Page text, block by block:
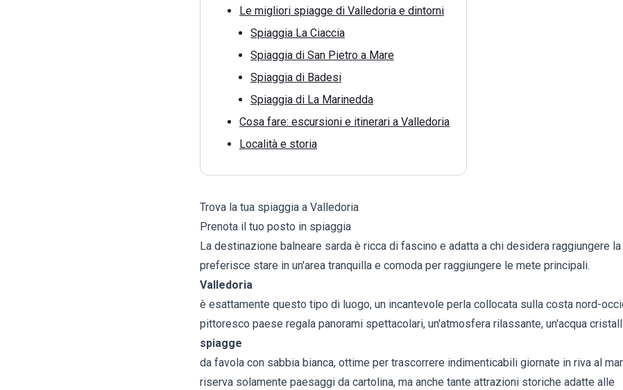
Le migliori spiagge di Valledoria e dintorni
Spiaggia La Ciaccia
Spiaggia di San Pietro a Mare
Spiaggia di Badesi
Spiaggia di La Marinedda
Cosa fare: escursioni e itinerari a Valledoria
Località e storia
Trova la tua spiaggia a Valledoria
Prenota il tuo posto in spiaggia
La destinazione balneare sarda è ricca di fascino e adatta a chi desidera raggiungere la
preferisce stare in un'area tranquilla e comoda per raggiungere le mete principali.
Valledoria
è esattamente questo tipo di luogo, un incantevole perla collocata sulla costa nord-
pittoresco paese regala panorami spettacolari, un'atmosfera rilassante, un'acqua
spiagge
da favola con sabbia bianca, ottime per trascorrere indimenticabili giornate in riva al
riserva solamente paesaggi da cartolina, ma anche tante attrazioni storiche adatte alle